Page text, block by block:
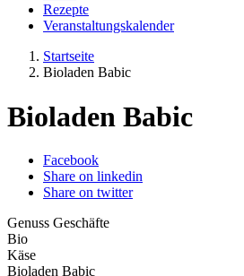
Rezepte
Veranstaltungskalender
Startseite
Bioladen Babic
Bioladen Babic
Facebook
Share on linkedin
Share on twitter
Genuss Geschäfte
Bio
Käse
Bioladen Babic